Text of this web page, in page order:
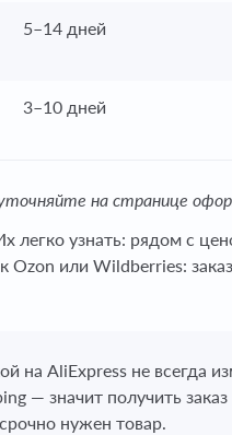
5–14 дней
3–10 дней
на странице
узнать: рядом с
Ozon или Wildberries:
на AliExpress не всегда
— значит получить
нужен товар.